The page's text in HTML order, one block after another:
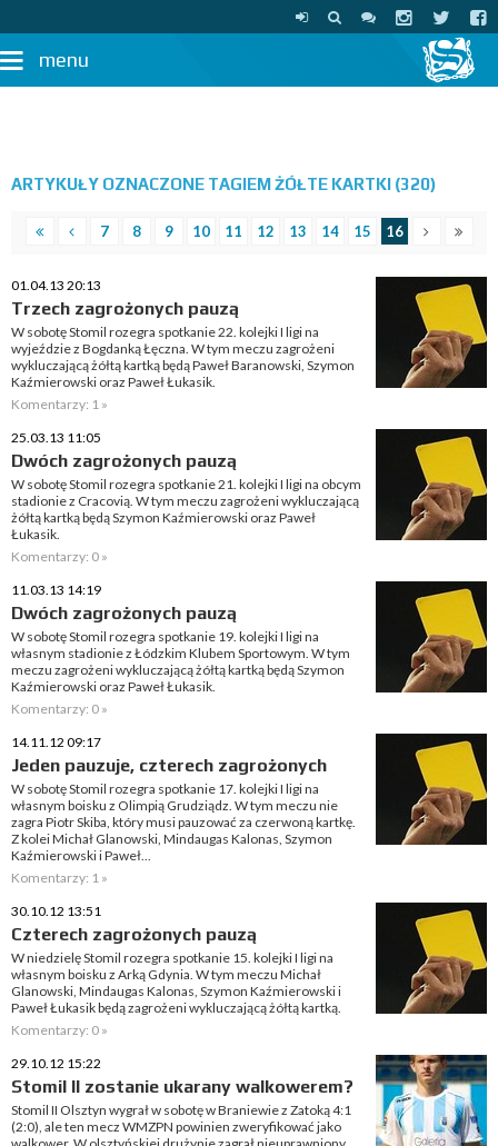
menu
ARTYKUŁY OZNACZONE TAGIEM ŻÓŁTE KARTKI (320)
7 8 9 10 11 12 13 14 15 16
01.04.13 20:13
Trzech zagrożonych pauzą
W sobotę Stomil rozegra spotkanie 22. kolejki I ligi na
wyjeździe z Bogdanką Łęczna. W tym meczu zagrożeni
wykluczającą żółtą kartką będą Paweł Baranowski, Szymon
Kaźmierowski oraz Paweł Łukasik.
Komentarzy: 1 »
25.03.13 11:05
Dwóch zagrożonych pauzą
W sobotę Stomil rozegra spotkanie 21. kolejki I ligi na obcym
stadionie z Cracovią. W tym meczu zagrożeni wykluczającą
żółtą kartką będą Szymon Kaźmierowski oraz Paweł
Łukasik.
Komentarzy: 0 »
11.03.13 14:19
Dwóch zagrożonych pauzą
W sobotę Stomil rozegra spotkanie 19. kolejki I ligi na
własnym stadionie z Łódzkim Klubem Sportowym. W tym
meczu zagrożeni wykluczającą żółtą kartką będą Szymon
Kaźmierowski oraz Paweł Łukasik.
Komentarzy: 0 »
14.11.12 09:17
Jeden pauzuje, czterech zagrożonych
W sobotę Stomil rozegra spotkanie 17. kolejki I ligi na
własnym boisku z Olimpią Grudziądz. W tym meczu nie
zagra Piotr Skiba, który musi pauzować za czerwoną kartkę.
Z kolei Michał Glanowski, Mindaugas Kalonas, Szymon
Kaźmierowski i Paweł...
Komentarzy: 1 »
30.10.12 13:51
Czterech zagrożonych pauzą
W niedzielę Stomil rozegra spotkanie 15. kolejki I ligi na
własnym boisku z Arką Gdynia. W tym meczu Michał
Glanowski, Mindaugas Kalonas, Szymon Kaźmierowski i
Paweł Łukasik będą zagrożeni wykluczającą żółtą kartką.
Komentarzy: 0 »
29.10.12 15:22
Stomil II zostanie ukarany walkowerem?
Stomil II Olsztyn wygrał w sobotę w Braniewie z Zatoką 4:1
(2:0), ale ten mecz WMZPN powinien zweryfikować jako